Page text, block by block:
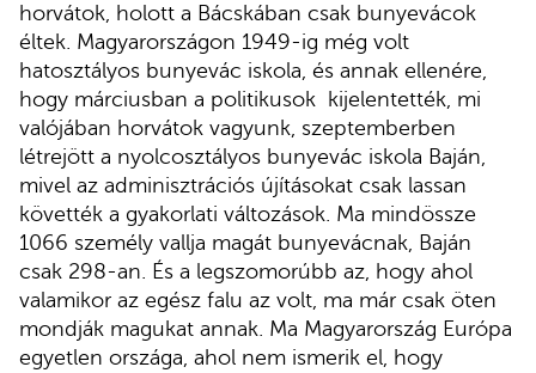
horvátok, holott a Bácskában csak bunyevácok
éltek. Magyarországon 1949-ig még volt
hatosztályos bunyevác iskola, és annak ellenére,
hogy márciusban a politikusok kijelentették, mi
valójában horvátok vagyunk, szeptemberben
létrejött a nyolcosztályos bunyevác iskola Baján,
mivel az adminisztrációs újításokat csak lassan
követték a gyakorlati változások. Ma mindössze
1066 személy vallja magát bunyevácnak, Baján
csak 298-an. És a legszomorúbb az, hogy ahol
valamikor az egész falu az volt, ma már csak öten
mondják magukat annak. Ma Magyarország Európa
egyetlen országa, ahol nem ismerik el, hogy